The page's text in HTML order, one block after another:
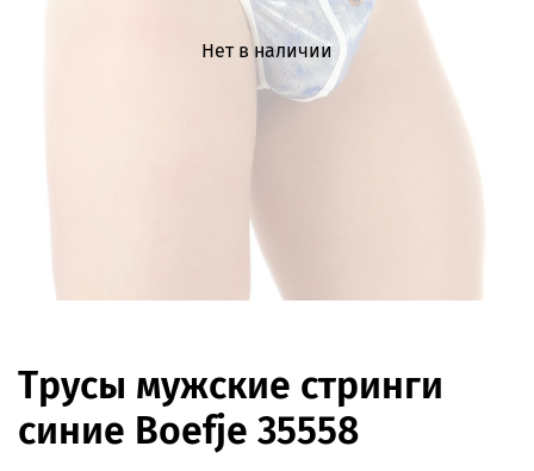
Нет в наличии
Трусы мужские стринги
синие Boefje 35558